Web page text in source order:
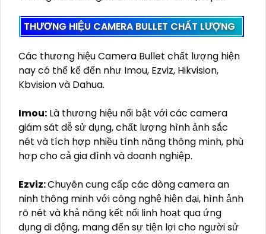
Camera Bullet là một loại camera giám sát có
thiết kế hình dáng giống viên đạn, thường được
gắn ngoài trời để quan sát các khu vực rộng lớn
như sân vườn, bãi đậu xe, hay các lối vào. Với khả
thích hợp cho việc giám sát 24/7 trong mọi điều
kiện thời tiết. Ngoài ra, nó còn được trang bị tính
năng hồng ngoại, giúp ghi hình rõ nét trong môi
trường thiếu sáng, đảm bảo an ninh hiệu quả.
THƯƠNG HIỆU CAMERA BULLET CHẤT LƯỢNG
Các thương hiệu Camera Bullet chất lượng hiện
nay có thể kể đến như Imou, Ezviz, Hikvision,